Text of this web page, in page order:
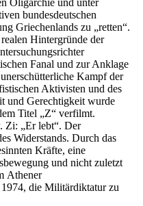
bundesdeutschen
Griechenlands zu „retten“.
Hintergründe der
Fanal und zur Anklage
Kampf der
Aktivisten und des
und Gerechtigkeit wurde
Titel „Z“ verfilmt.
Zi: „Er lebt“. Der
Widerstands. Durch das
Kräfte, eine
und nicht zuletzt
Athener
die Militärdiktatur zu